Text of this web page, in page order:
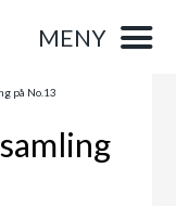
MENY
på No.13